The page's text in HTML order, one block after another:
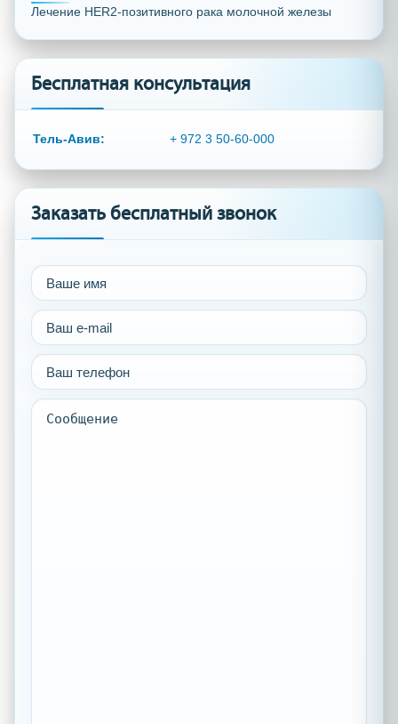
Лечение HER2-позитивного рака молочной железы
Бесплатная консультация
Тель-Авив: + 972 3 50-60-000
Заказать бесплатный звонок